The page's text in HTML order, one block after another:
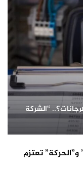
“الشركة
تعتزم